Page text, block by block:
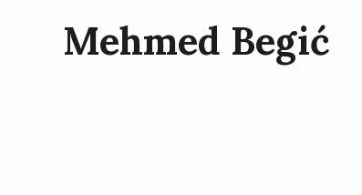
Mehmed Begić